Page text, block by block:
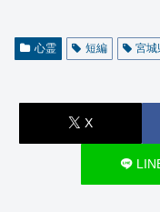
心霊 短編 宮城
X